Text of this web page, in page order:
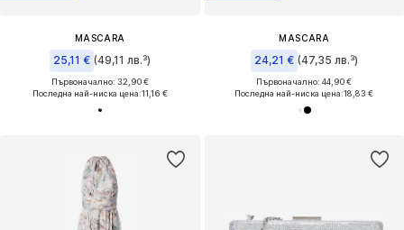
MASCARA
25,11 € (49,11 лв.³)
Първоначално: 32,90 €
Последна най-ниска цена:11,16 €
MASCARA
24,21 € (47,35 лв.³)
Първоначално: 44,90 €
Последна най-ниска цена:18,83 €